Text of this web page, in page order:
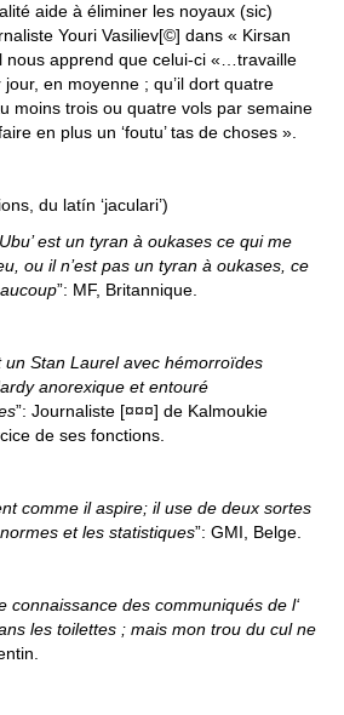
aide à éliminer les noyaux (sic)
Youri Vasiliev[©] dans « Kirsan
nous apprend que celui-ci «…travaille
en moyenne ; qu’il dort quatre
moins trois ou quatre vols par semaine
en plus un ‘foutu’ tas de choses ».
du latín ‘jaculari’)
est un tyran à oukases ce qui me
ou il n’est pas un tyran à oukases, ce
”: MF, Britannique.
un Stan Laurel avec hémorroïdes
anorexique et entouré
”: Journaliste [¤¤¤] de Kalmoukie
de ses fonctions.
comme il aspire; il use de deux sortes
et les statistiques”: GMI, Belge.
connaissance des communiqués de l‘
les toilettes ; mais mon trou du cul ne